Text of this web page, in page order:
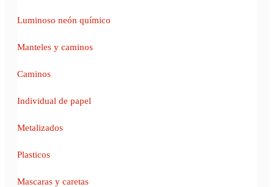
Luminoso neón químico
Manteles y caminos
Caminos
Individual de papel
Metalizados
Plasticos
Mascaras y caretas